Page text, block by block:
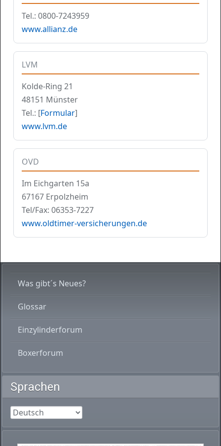
Was gibt´s Neues?
Glossar
Einzylinderforum
Boxerforum
Sprachen
Tel.: 0800-7243959
www.allianz.de
LVM
Kolde-Ring 21
48151 Münster
Tel.: [Formular]
www.lvm.de
OVD
Im Eichgarten 15a
67167 Erpolzheim
Tel/Fax: 06353-7227
www.oldtimer-versicherungen.de